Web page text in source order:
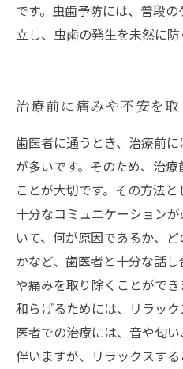
です。虫歯予防には、普段
立し、虫歯の発生を未然に防
治療前に痛みや不安を
歯医者に通うとき、治療前
が多いです。そのため、治
ことが大切です。その方法
十分なコミュニケーション
いて、何が原因であるか、
かなど、歯医者と十分な話
や痛みを取り除くことがで
和らげるためには、リラッ
医者での治療には、音や匂
伴いますが、リラックスす